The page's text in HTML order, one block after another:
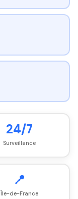
24/7
Surveillance
📍
Île-de-France